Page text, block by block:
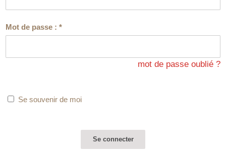
Mot de passe :*
mot de passe oublié ?
Se souvenir de moi